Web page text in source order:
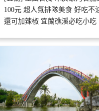
100元 超人氣排隊美食 好吃不
還可加辣椒 宜蘭礁溪必吃小吃